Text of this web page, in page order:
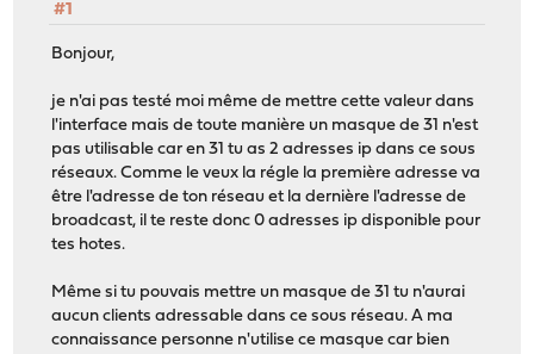
#1
Bonjour,
je n'ai pas testé moi même de mettre cette valeur dans
l'interface mais de toute manière un masque de 31 n'est
pas utilisable car en 31 tu as 2 adresses ip dans ce sous
réseaux. Comme le veux la régle la première adresse va
être l'adresse de ton réseau et la dernière l'adresse de
broadcast, il te reste donc 0 adresses ip disponible pour
tes hotes.
Même si tu pouvais mettre un masque de 31 tu n'aurai
aucun clients adressable dans ce sous réseau. A ma
connaissance personne n'utilise ce masque car bien